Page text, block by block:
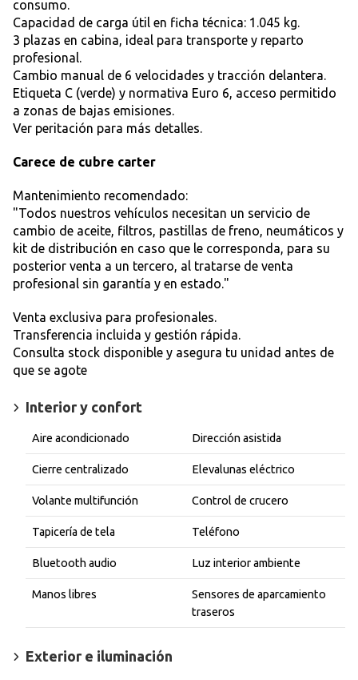
consumo.
Capacidad de carga útil en ficha técnica: 1.045 kg.
3 plazas en cabina, ideal para transporte y reparto
profesional.
Cambio manual de 6 velocidades y tracción delantera.
Etiqueta C (verde) y normativa Euro 6, acceso permitido
a zonas de bajas emisiones.
Ver peritación para más detalles.
Carece de cubre carter
Mantenimiento recomendado:
"Todos nuestros vehículos necesitan un servicio de
cambio de aceite, filtros, pastillas de freno, neumáticos y
kit de distribución en caso que le corresponda, para su
posterior venta a un tercero, al tratarse de venta
profesional sin garantía y en estado."
Venta exclusiva para profesionales.
Transferencia incluida y gestión rápida.
Consulta stock disponible y asegura tu unidad antes de
que se agote
Interior y confort
Aire acondicionado Dirección asistida
Cierre centralizado Elevalunas eléctrico
Volante multifunción Control de crucero
Tapicería de tela Teléfono
Bluetooth audio Luz interior ambiente
Manos libres
Sensores de aparcamiento
traseros
Exterior e iluminación